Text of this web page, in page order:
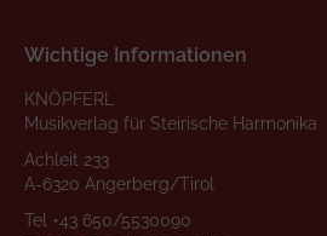
Wichtige Informationen
KNÖPFERL
Musikverlag für Steirische Harmonika
Achleit 233
A-6320 Angerberg/Tirol
Tel +43 650/5530090